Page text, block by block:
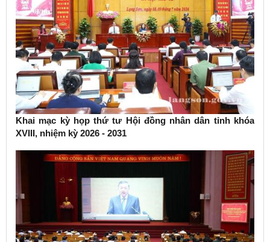
Khai mạc kỳ họp thứ tư Hội đồng nhân dân tỉnh khóa
XVIII, nhiệm kỳ 2026 - 2031